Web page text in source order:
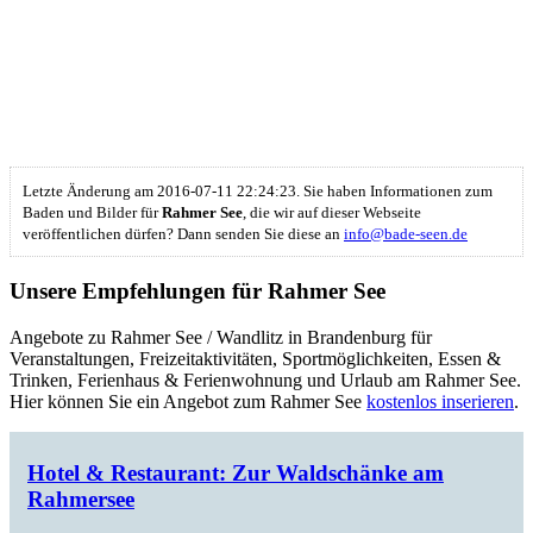
Letzte Änderung am 2016-07-11 22:24:23. Sie haben Informationen zum
Baden und Bilder fürRahmer See , die wir auf dieser Webseite
veröffentlichen dürfen? Dann senden Sie diese an info@bade-seen.de
Unsere Empfehlungen für Rahmer See
Angebote zu Rahmer See / Wandlitz in Brandenburg für
Veranstaltungen, Freizeitaktivitäten, Sportmöglichkeiten, Essen &
Trinken, Ferienhaus & Ferienwohnung und Urlaub am Rahmer See.
Hier können Sie ein Angebot zum Rahmer See kostenlos inserieren.
Hotel & Restaurant: Zur Waldschänke am
Rahmersee